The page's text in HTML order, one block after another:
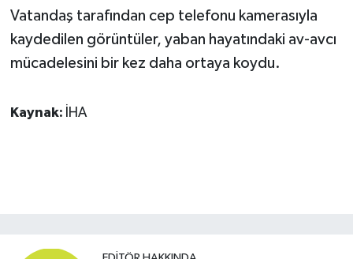
Vatandaş tarafından cep telefonu kamerasıyla
kaydedilen görüntüler, yaban hayatındaki av-avcı
mücadelesini bir kez daha ortaya koydu.
Kaynak: İHA